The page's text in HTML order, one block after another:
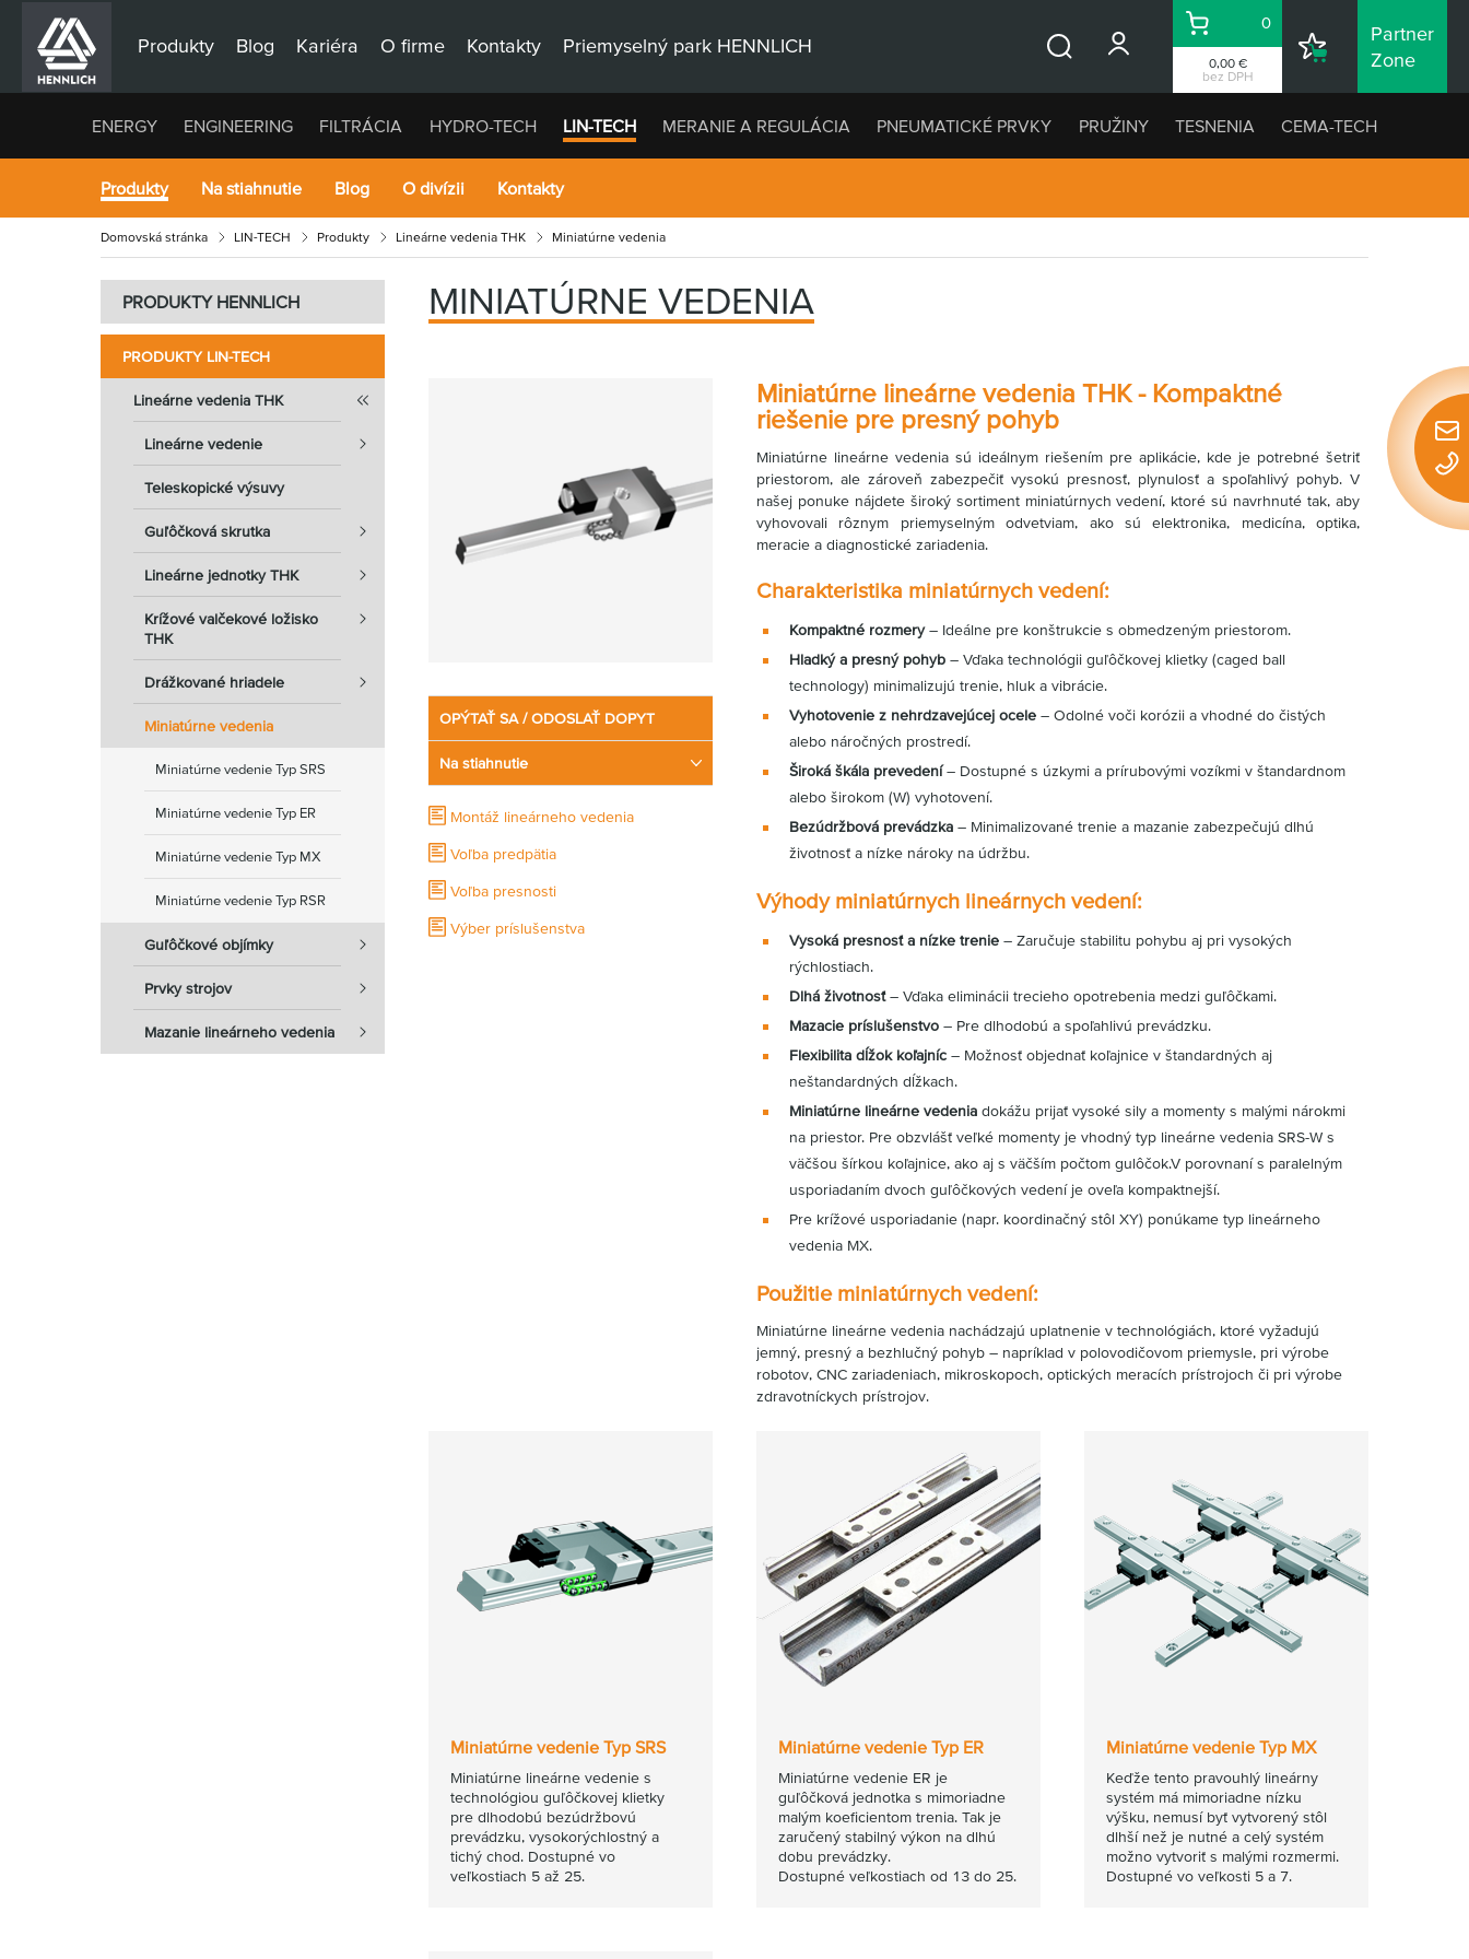
Produkty Blog Kariéra O firme Kontakty Priemyselný park HENNLICH
0,00 €
bez DPH
Košík
0
Nákupný
Partner
Zone
ENERGY ENGINEERING FILTRÁCIA HYDRO-TECH LIN-TECH MERANIE A REGULÁCIA PNEUMATICKÉ PRVKY PRUŽINY TESNENIA CEMA-TECH
Produkty Na stiahnutie Blog O divízii Kontakty
Domovská stránka LIN-TECH Produkty Lineárne vedenia THK Miniatúrne vedenia
PRODUKTY HENNLICH
PRODUKTY LIN-TECH
Lineárne vedenia THK
Lineárne vedenie
Teleskopické výsuvy
Guľôčková skrutka
Lineárne jednotky THK
Krížové valčekové ložisko
THK
Drážkované hriadele
Miniatúrne vedenia
Miniatúrne vedenie Typ SRS
Miniatúrne vedenie Typ ER
Miniatúrne vedenie Typ MX
Miniatúrne vedenie Typ RSR
Guľôčkové objímky
Prvky strojov
Mazanie lineárneho vedenia
MINIATÚRNE VEDENIA
OPÝTAŤ SA / ODOSLAŤ DOPYT
Na stiahnutie
Montáž lineárneho vedenia
Voľba predpätia
Voľba presnosti
Výber príslušenstva
Miniatúrne lineárne vedenia THK - Kompaktné
riešenie pre presný pohyb
Miniatúrne lineárne vedenia sú ideálnym riešením pre aplikácie, kde je potrebné šetriť
priestorom, ale zároveň zabezpečiť vysokú presnosť, plynulosť a spoľahlivý pohyb. V
našej ponuke nájdete široký sortiment miniatúrnych vedení, ktoré sú navrhnuté tak, aby
vyhovovali rôznym priemyselným odvetviam, ako sú elektronika, medicína, optika,
meracie a diagnostické zariadenia.
Charakteristika miniatúrnych vedení:
Kompaktné rozmery– Ideálne pre konštrukcie s obmedzeným priestorom.
Hladký a presný pohyb – Vďaka technológii guľôčkovej klietky (caged ball
technology) minimalizujú trenie, hluk a vibrácie.
Vyhotovenie z nehrdzavejúcej ocele – Odolné voči korózii a vhodné do čistých
alebo náročných prostredí.
Široká škála prevedení– Dostupné s úzkymi a prírubovými vozíkmi v štandardnom
alebo širokom (W) vyhotovení.
Bezúdržbová prevádzka – Minimalizované trenie a mazanie zabezpečujú dlhú
životnosť a nízke nároky na údržbu.
Výhody miniatúrnych lineárnych vedení:
Vysoká presnosť a nízke trenie – Zaručuje stabilitu pohybu aj pri vysokých
rýchlostiach.
Dlhá životnosť– Vďaka eliminácii trecieho opotrebenia medzi guľôčkami.
Mazacie príslušenstvo – Pre dlhodobú a spoľahlivú prevádzku.
Flexibilita dĺžok koľajníc – Možnosť objednať koľajnice v štandardných aj
neštandardných dĺžkach.
Miniatúrne lineárne vedenia dokážu prijať vysoké sily a momenty s malými nárokmi
na priestor. Pre obzvlášť veľké momenty je vhodný typ lineárne vedenia SRS-W s
väčšou šírkou koľajnice, ako aj s väčším počtom gulôčok.V porovnaní s paralelným
usporiadaním dvoch guľôčkových vedení je oveľa kompaktnejší.
Pre krížové usporiadanie (napr. koordinačný stôl XY) ponúkame typ lineárneho
vedenia MX.
Použitie miniatúrnych vedení:
Miniatúrne lineárne vedenia nachádzajú uplatnenie v technológiách, ktoré vyžadujú
jemný, presný a bezhlučný pohyb – napríklad v polovodičovom priemysle, pri výrobe
robotov, CNC zariadeniach, mikroskopoch, optických meracích prístrojoch či pri výrobe
zdravotníckych prístrojov.
Miniatúrne vedenie Typ SRS
Miniatúrne lineárne vedenie s
technológiou guľôčkovej klietky
pre dlhodobú bezúdržbovú
prevádzku, vysokorýchlostný a
tichý chod. Dostupné vo
veľkostiach 5 až 25.
Miniatúrne vedenie Typ ER
Miniatúrne vedenie ER je
guľôčková jednotka s mimoriadne
malým koeficientom trenia. Tak je
zaručený stabilný výkon na dlhú
dobu prevádzky.
Dostupné veľkostiach od 13 do 25.
Miniatúrne vedenie Typ MX
Keďže tento pravouhlý lineárny
systém má mimoriadne nízku
výšku, nemusí byť vytvorený stôl
dlhší než je nutné a celý systém
možno vytvoriť s malými rozmermi.
Dostupné vo veľkosti 5 a 7.